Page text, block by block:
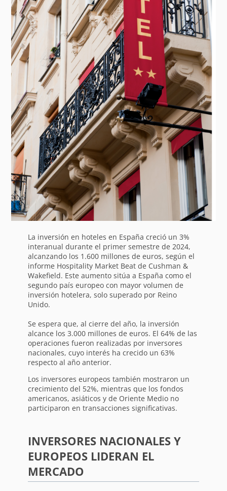
La inversión en hoteles en España creció un 3%
interanual durante el primer semestre de 2024,
alcanzando los 1.600 millones de euros, según el
informe Hospitality Market Beat de Cushman &
Wakefield. Este aumento sitúa a España como el
segundo país europeo con mayor volumen de
inversión hotelera, solo superado por Reino
Unido.
Se espera que, al cierre del año, la inversión
alcance los 3.000 millones de euros. El 64% de las
operaciones fueron realizadas por inversores
nacionales, cuyo interés ha crecido un 63%
respecto al año anterior.
Los inversores europeos también mostraron un
crecimiento del 52%, mientras que los fondos
americanos, asiáticos y de Oriente Medio no
participaron en transacciones significativas.
INVERSORES NACIONALES Y
EUROPEOS LIDERAN EL
MERCADO